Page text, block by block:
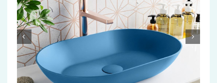
Installatiemateriaal
Klimaatbeheersing
PVC
Tegels